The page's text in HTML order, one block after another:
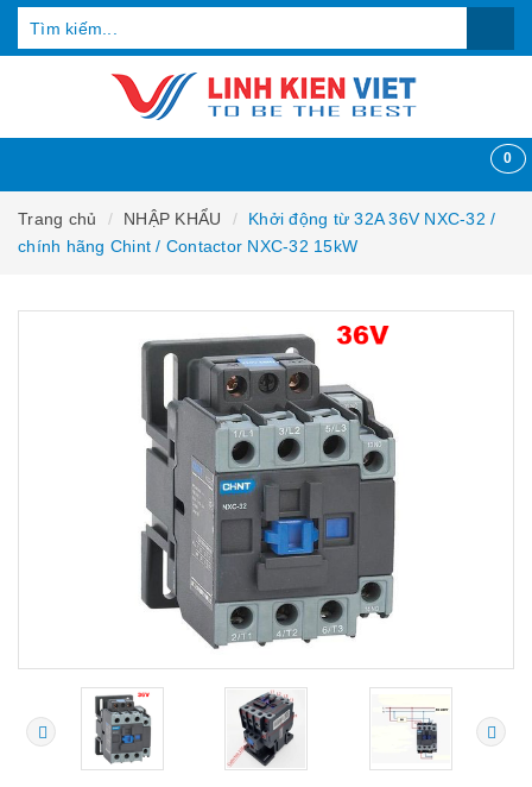
0
Trang chủ NHẬP KHẨU
Khởi động từ 32A 36V NXC-32 /
chính hãng Chint / Contactor NXC-32 15kW